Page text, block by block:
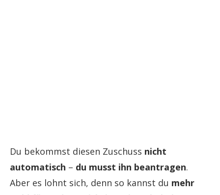
Du bekommst diesen Zuschuss nicht
automatisch – du musst ihn beantragen.
Aber es lohnt sich, denn so kannst du mehr